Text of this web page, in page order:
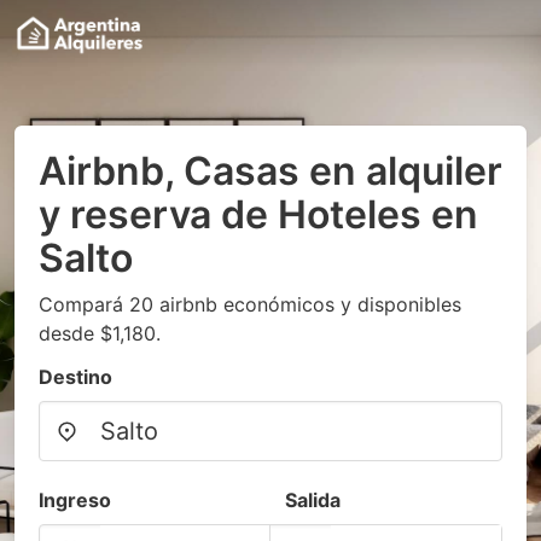
Airbnb, Casas en alquiler
y reserva de Hoteles en
Salto
Compará 20 airbnb económicos y disponibles
desde $1,180.
Destino
Ingreso Salida